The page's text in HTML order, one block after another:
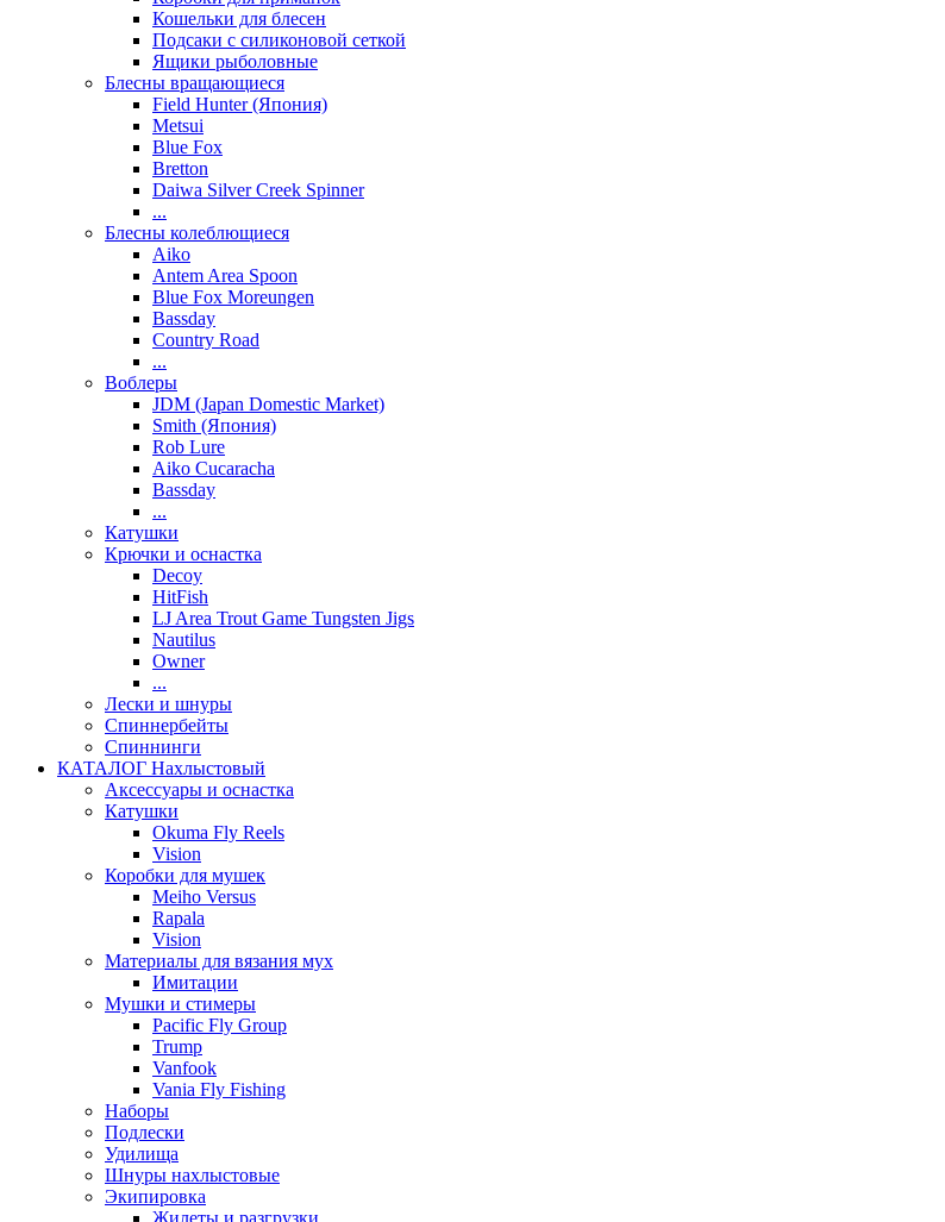
Кошельки для блесен
Подсаки с силиконовой сеткой
Ящики рыболовные
Блесны вращающиеся
Field Hunter (Япония)
Metsui
Blue Fox
Bretton
Daiwa Silver Creek Spinner
...
Блесны колеблющиеся
Aiko
Antem Area Spoon
Blue Fox Moreungen
Bassday
Country Road
...
Воблеры
JDM (Japan Domestic Market)
Smith (Япония)
Rob Lure
Aiko Cucaracha
Bassday
...
Катушки
Крючки и оснастка
Decoy
HitFish
LJ Area Trout Game Tungsten Jigs
Nautilus
Owner
...
Лески и шнуры
Спиннербейты
Спиннинги
КАТАЛОГ Нахлыстовый
Аксессуары и оснастка
Катушки
Okuma Fly Reels
Vision
Коробки для мушек
Meiho Versus
Rapala
Vision
Материалы для вязания мух
Имитации
Мушки и стимеры
Pacific Fly Group
Trump
Vanfook
Vania Fly Fishing
Наборы
Подлески
Удилища
Шнуры нахлыстовые
Экипировка
Жилеты и разгрузки